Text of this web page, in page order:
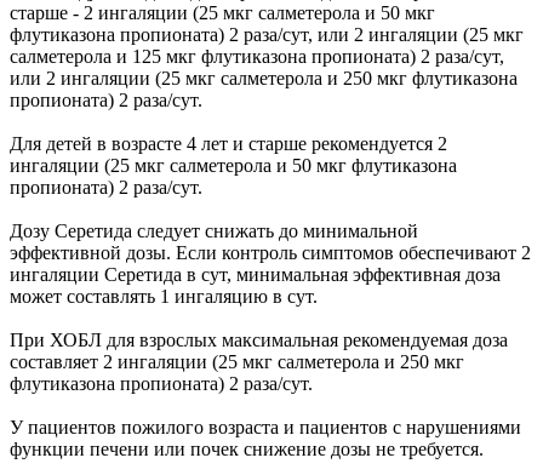
старше - 2 ингаляции (25 мкг салметерола и 50 мкг
флутиказона пропионата) 2 раза/сут, или 2 ингаляции (25 мкг
салметерола и 125 мкг флутиказона пропионата) 2 раза/сут,
или 2 ингаляции (25 мкг салметерола и 250 мкг флутиказона
пропионата) 2 раза/сут.
Для детей в возрасте 4 лет и старше рекомендуется 2
ингаляции (25 мкг салметерола и 50 мкг флутиказона
пропионата) 2 раза/сут.
Дозу Серетида следует снижать до минимальной
эффективной дозы. Если контроль симптомов обеспечивают 2
ингаляции Серетида в сут, минимальная эффективная доза
может составлять 1 ингаляцию в сут.
При ХОБЛ для взрослых максимальная рекомендуемая доза
составляет 2 ингаляции (25 мкг салметерола и 250 мкг
флутиказона пропионата) 2 раза/сут.
У пациентов пожилого возраста и пациентов c нарушениями
функции печени или почек снижение дозы не требуется.